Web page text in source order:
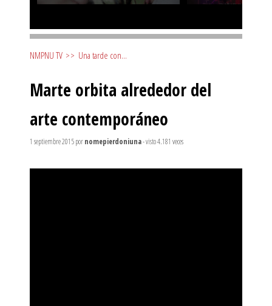
NMPNU TV >> Una tarde con...
Marte orbita alrededor del
arte contemporáneo
1 septiembre 2015pornomepierdoniuna- visto 4.181 veces